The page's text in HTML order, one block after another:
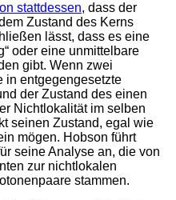
stattdessen, dass der
Zustand des Kerns
lässt, dass es eine
oder eine unmittelbare
gibt. Wenn zwei
in entgegengesetzte
der Zustand des einen
Nichtlokalität im selben
seinen Zustand, egal wie
mögen. Hobson führt
seine Analyse an, die von
zur nichtlokalen
stammen.